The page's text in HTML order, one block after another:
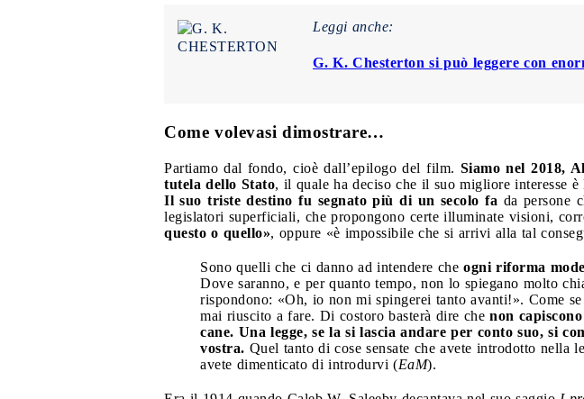
Leggi anche:
G. K. Chesterton si può leggere con
Come volevasi dimostrare…
Partiamo dal fondo, cioè dall’epilogo del film. Siamo nel 2018,
tutela dello Stato, il quale ha deciso che il suo migliore interesse
Il suo triste destino fu segnato più di un secolo fa da persone
legislatori superficiali, che propongono certe illuminate visioni,
questo o quello», oppure «è impossibile che si arrivi alla tal
Sono quelli che ci danno ad intendere che ogni riforma
Dove saranno, e per quanto tempo, non lo spiegano molto
rispondono: «Oh, io non mi spingerei tanto avanti!». Come
mai riuscito a fare. Di costoro basterà dire che non
cane. Una legge, se la si lascia andare per conto suo, si
vostra. Quel tanto di cose sensate che avete introdotto nella
avete dimenticato di introdurvi (EaM).